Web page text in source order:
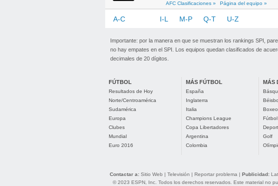
AFC Clasificaciones »
Página del equipo »
A-C I-L M-P Q-T U-Z
Importante: por la manera en que se muestran los rankings SPI,
no hay empates en el SPI. Los equipos quedan clasificados de
decimales de 20 dígitos.
FÚTBOL
Resultados de Hoy
Norte/Centroamérica
Sudamérica
Europa
Clubes
Mundial
Euro 2016
MÁS FÚTBOL
España
Inglaterra
Italia
Champions League
Copa Libertadores
Argentina
Colombia
MÁS
Boxeo
Fútbol
Golf
Contactar a: Sitio Web | Televisión | Reportar problema | Publicidad:
© 2023 ESPN, Inc. Todos los derechos reservados. Este material no